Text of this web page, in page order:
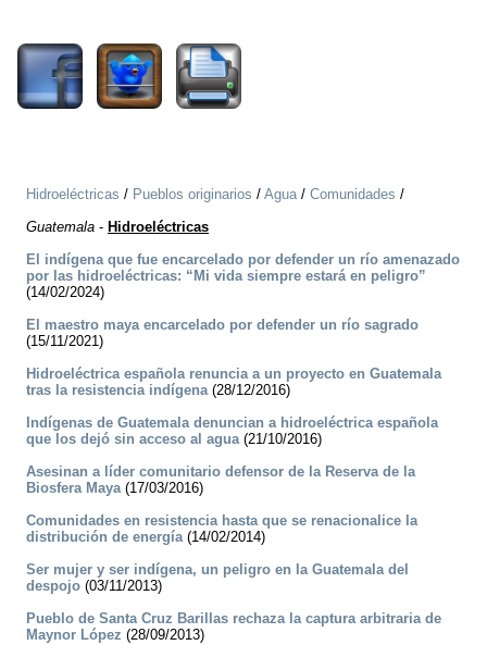
Hidroeléctricas / Pueblos originarios / Agua/ Comunidades /
Guatemala - Hidroeléctricas
El indígena que fue encarcelado por defender un río amenazado
por las hidroeléctricas: “Mi vida siempre estará en peligro”
(14/02/2024)
El maestro maya encarcelado por defender un río sagrado
(15/11/2021)
Hidroeléctrica española renuncia a un proyecto en Guatemala
tras la resistencia indígena(28/12/2016)
Indígenas de Guatemala denuncian a hidroeléctrica española
que los dejó sin acceso al agua(21/10/2016)
Asesinan a líder comunitario defensor de la Reserva de la
Biosfera Maya(17/03/2016)
Comunidades en resistencia hasta que se renacionalice la
distribución de energía(14/02/2014)
Ser mujer y ser indígena, un peligro en la Guatemala del
despojo (03/11/2013)
Pueblo de Santa Cruz Barillas rechaza la captura arbitraria de
Maynor López (28/09/2013)